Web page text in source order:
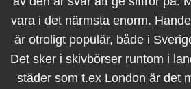
vara i det närmsta enorm.
är otroligt populär, både i
Det sker i skivbörser runtom i
städer som t.ex London är det